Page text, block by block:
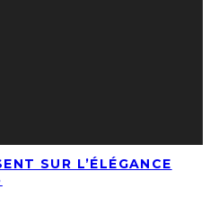
SUR L’ÉLÉGANCE